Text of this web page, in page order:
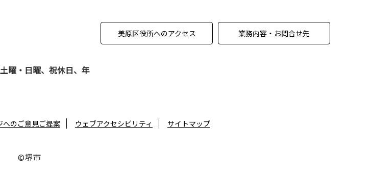
曜・日曜、祝休日、年
美原区役所へのアクセス 業務内容・お問合せ先
へのご意見ご提案 ウェブアクセシビリティ サイトマップ
©堺市